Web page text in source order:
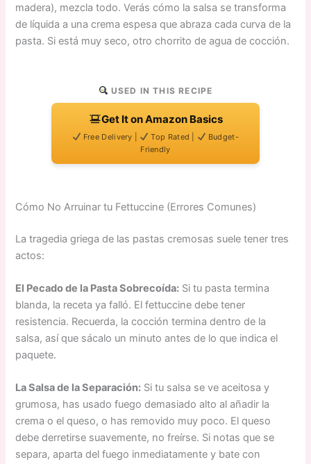
madera), mezcla todo. Verás cómo la salsa se transforma
de líquida a una crema espesa que abraza cada curva de la
pasta. Si está muy seco, otro chorrito de agua de cocción.
USED IN THIS RECIPE
Get It on Amazon Basics
Free Delivery | Top Rated |
Budget-
Friendly
Cómo No Arruinar tu Fettuccine (Errores Comunes)
La tragedia griega de las pastas cremosas suele tener tres
actos:
El Pecado de la Pasta Sobrecoída: Si tu pasta termina
blanda, la receta ya falló. El fettuccine debe tener
resistencia. Recuerda, la cocción termina dentro de la
salsa, así que sácalo un minuto antes de lo que indica el
paquete.
La Salsa de la Separación: Si tu salsa se ve aceitosa y
grumosa, has usado fuego demasiado alto al añadir la
crema o el queso, o has removido muy poco. El queso
debe derretirse suavemente, no freírse. Si notas que se
separa, aparta del fuego inmediatamente y bate con